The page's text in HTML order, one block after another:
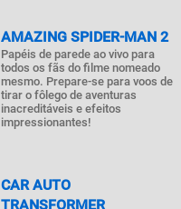
AMAZING SPIDER-MAN 2
Papéis de parede ao vivo para
todos os fãs do filme nomeado
mesmo. Prepare-se para voos de
tirar o fôlego de aventuras
inacreditáveis e efeitos
impressionantes!
CAR AUTO
TRANSFORMER